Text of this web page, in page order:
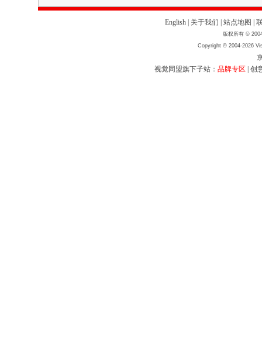
English 关于我们 站点地图
版权所有 ©
Copyright © 2004-2026
视觉同盟旗下子站： 品牌专区 创